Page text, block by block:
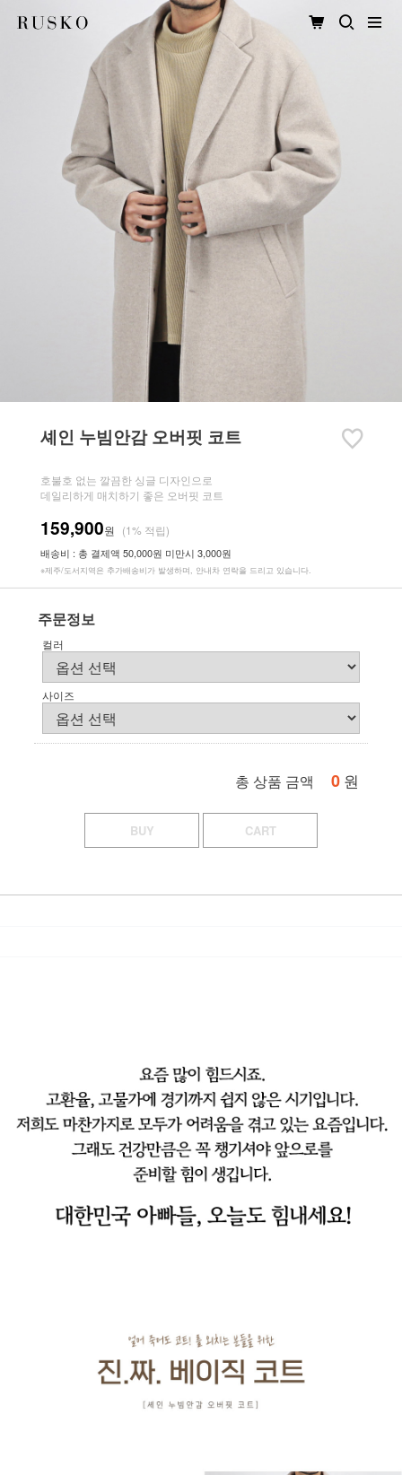
셰인 누빔안감 오버핏 코트
호불호 없는 깔끔한 싱글 디자인으로
데일리하게 매치하기 좋은 오버핏 코트
159,900원 (1% 적립)
배송비 : 총 결제액 50,000원 미만시 3,000원
※제주/도서지역은 추가배송비가 발생하며, 안내차 연락을 드리고 있습니다.
주문정보
컬러
사이즈
총 상품 금액 0 원
BUY CART